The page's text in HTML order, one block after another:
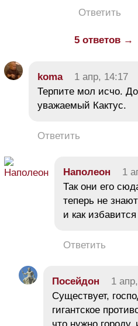
Ответить
5 ответов →
koma 1 апр, 14:17
Терпите мол исчо.
уважаемый Кактус.
Ответить
Наполеон 1
Так они его
теперь не
и как
Ответить
Посейдон 1
Существует,
гигантское
что нужно